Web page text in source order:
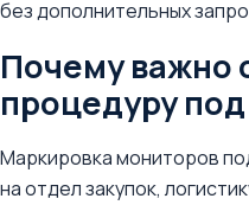
без дополнительных
Почему важно
процедуру
Маркировка мониторов
на отдел закупок,